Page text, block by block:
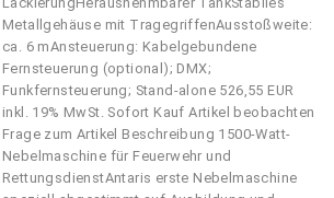
Metallgehäuse mit TragegriffenAusstoßweite:
ca. 6 mAnsteuerung: Kabelgebundene
Fernsteuerung (optional); DMX;
Funkfernsteuerung; Stand-alone 526,55 EUR
inkl. 19% MwSt. Sofort Kauf Artikel beobachten
Frage zum Artikel Beschreibung 1500-Watt-
Nebelmaschine für Feuerwehr und
RettungsdienstAntaris erste Nebelmaschine